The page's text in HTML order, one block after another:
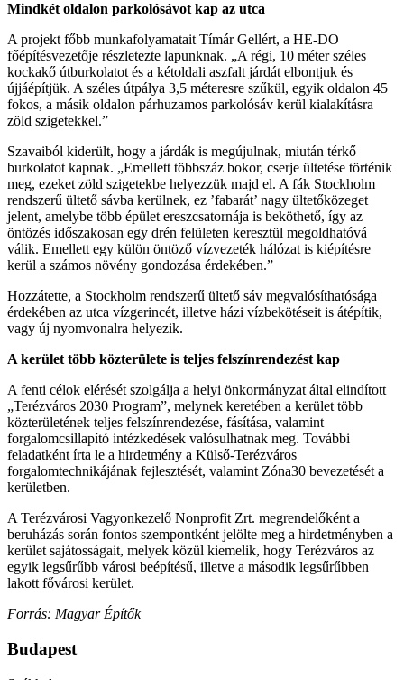
Mindkét oldalon parkolósávot kap az utca
A projekt főbb munkafolyamatait Tímár Gellért, a HE-DO
főépítésvezetője részletezte lapunknak. „A régi, 10 méter széles
kockakő útburkolatot és a kétoldali aszfalt járdát elbontjuk és
újjáépítjük. A széles útpálya 3,5 méteresre szűkül, egyik oldalon 45
fokos, a másik oldalon párhuzamos parkolósáv kerül kialakításra
zöld szigetekkel.”
Szavaiból kiderült, hogy a járdák is megújulnak, miután térkő
burkolatot kapnak. „Emellett többszáz bokor, cserje ültetése történik
meg, ezeket zöld szigetekbe helyezzük majd el. A fák Stockholm
rendszerű ültető sávba kerülnek, ez ’fabarát’ nagy ültetőközeget
jelent, amelybe több épület ereszcsatornája is beköthető, így az
öntözés időszakosan egy drén felületen keresztül megoldhatóvá
válik. Emellett egy külön öntöző vízvezeték hálózat is kiépítésre
kerül a számos növény gondozása érdekében.”
Hozzátette, a Stockholm rendszerű ültető sáv megvalósíthatósága
érdekében az utca vízgerincét, illetve házi vízbekötéseit is átépítik,
vagy új nyomvonalra helyezik.
A kerület több közterülete is teljes felszínrendezést kap
A fenti célok elérését szolgálja a helyi önkormányzat által elindított
„Terézváros 2030 Program”, melynek keretében a kerület több
közterületének teljes felszínrendezése, fásítása, valamint
forgalomcsillapító intézkedések valósulhatnak meg. További
feladatként írta le a hirdetmény a Külső-Terézváros
forgalomtechnikájának fejlesztését, valamint Zóna30 bevezetését a
kerületben.
A Terézvárosi Vagyonkezelő Nonprofit Zrt. megrendelőként a
beruházás során fontos szempontként jelölte meg a hirdetményben a
kerület sajátosságait, melyek közül kiemelik, hogy Terézváros az
egyik legsűrűbb városi beépítésű, illetve a második legsűrűbben
lakott fővárosi kerület.
Forrás: Magyar Építők
Budapest